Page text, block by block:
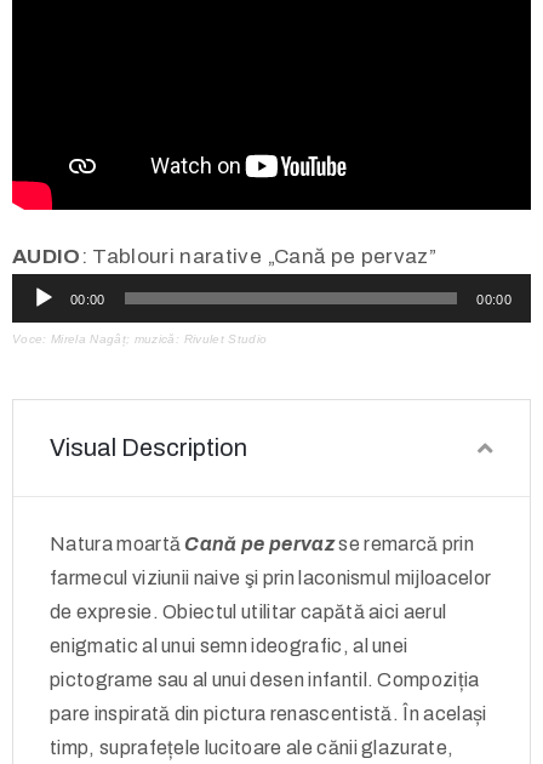
AUDIO : Tablouri narative „Cană pe pervaz”
Audio
Player
00:00 00:00
Voce: Mirela Nagâț; muzică: Rivulet Studio
Visual Description
Natura moartăCană pe pervazse remarcă prin
farmecul viziunii naive şi prin laconismul mijloacelor
de expresie. Obiectul utilitar capătă aici aerul
enigmatic al unui semn ideografic, al unei
pictograme sau al unui desen infantil. Compoziția
pare inspirată din pictura renascentistă. În același
timp, suprafețele lucitoare ale cănii glazurate,